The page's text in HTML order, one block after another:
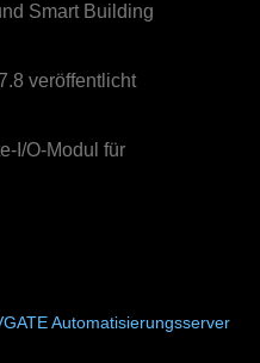
Smart Building
veröffentlicht
I/O-Modul für
Automatisierungsserver